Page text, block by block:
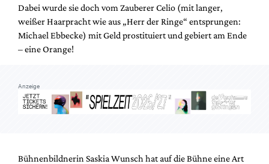
Dabei wurde sie doch vom Zauberer Celio (mit langer,
weißer Haarpracht wie aus „Herr der Ringe“ entsprungen:
Michael Ebbecke) mit Geld prostituiert und gebiert am Ende
– eine Orange!
Anzeige
Bühnenbildnerin Saskia Wunsch hat auf die Bühne eine Art